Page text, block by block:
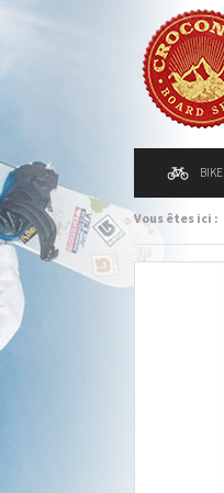
BIKE
Vous êtes ici :